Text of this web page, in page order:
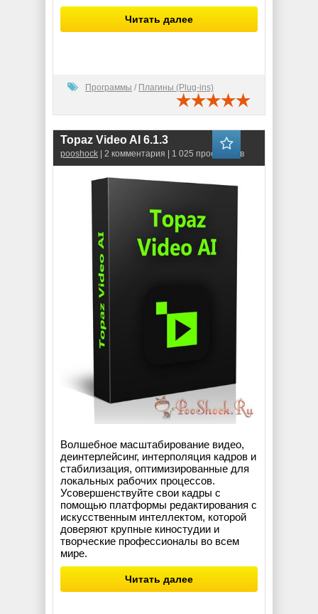
Читать далее
Программы / Плагины (Plug-ins)
Topaz Video AI 6.1.3
pooshock | 2 комментария | 1 025 просмотров
Волшебное масштабирование видео,
деинтерлейсинг, интерполяция кадров и
стабилизация, оптимизированные для
локальных рабочих процессов.
Усовершенствуйте свои кадры с
помощью платформы редактирования с
искусственным интеллектом, которой
доверяют крупные киностудии и
творческие профессионалы во всем
мире.
Читать далее